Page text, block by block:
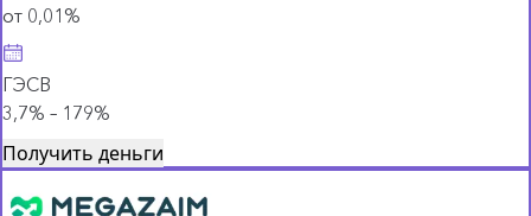
от 0,01%
ГЭСВ
3,7% – 179%
Получить деньги